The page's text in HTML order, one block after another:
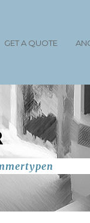
GET A QUOTE